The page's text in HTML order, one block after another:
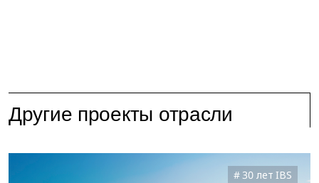
Другие проекты отрасли
30 лет IBS